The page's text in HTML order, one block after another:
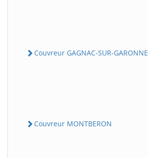
Couvreur GAGNAC-SUR-GARONNE
Couvreur MONTBERON